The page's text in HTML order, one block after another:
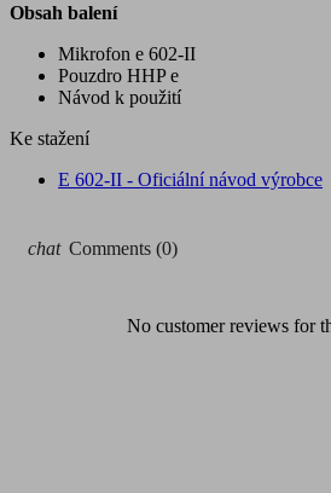
Obsah balení
Mikrofon e 602-II
Pouzdro HHP e
Návod k použití
Ke stažení
E 602-II - Oficiální návod výrobce
chat Comments (0)
No customer reviews for